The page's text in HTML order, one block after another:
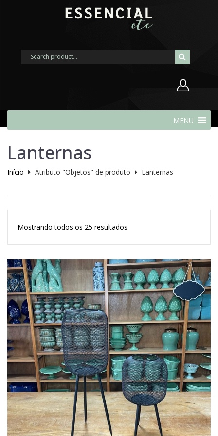
Cadastrar Conta
MENU
Lanternas
Início Atributo "Objetos" de produto Lanternas
Mostrando todos os 25 resultados